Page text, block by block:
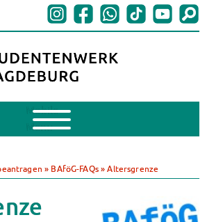
Mobile
Menu
» BAföG-FAQs»Altersgrenze